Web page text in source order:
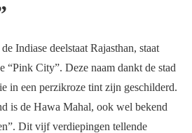
Indiase deelstaat Rajasthan, staat
“Pink City”. Deze naam dankt de stad
in een perzikroze tint zijn geschilderd.
is de Hawa Mahal, ook wel bekend
Dit vijf verdiepingen tellende